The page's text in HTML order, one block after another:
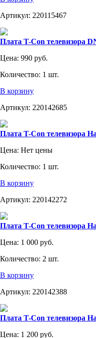
Артикул: 220115467
Плата T-Con телевизора
Цена: 990 руб.
Количество: 1 шт.
В корзину
Артикул: 220142685
Плата T-Con телевизора
Цена: Нет цены
Количество: 1 шт.
В корзину
Артикул: 220142272
Плата T-Con телевизора
Цена: 1 000 руб.
Количество: 2 шт.
В корзину
Артикул: 220142388
Плата T-Con телевизора
Цена: 1 200 руб.